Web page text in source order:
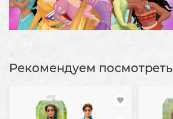
Рекомендуем посмотреть